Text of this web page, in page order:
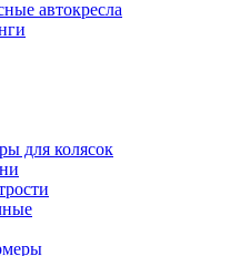
автокресла
для колясок